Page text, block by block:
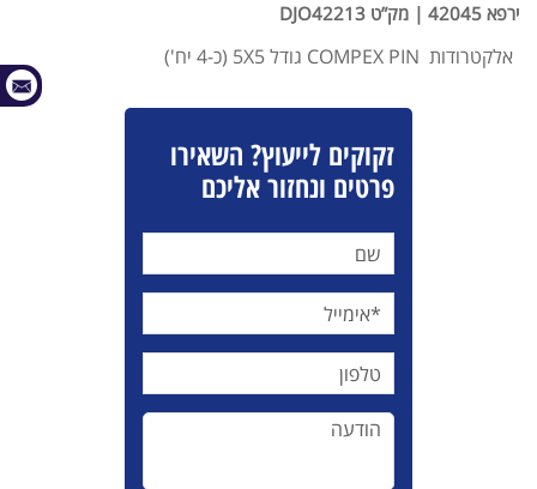
ירפא 42045 | מק”ט DJO42213
אלקטרודות COMPEX PIN גודל 5X5 (כ-4 יח')
זקוקים לייעוץ? השאירו
פרטים ונחזור אליכם